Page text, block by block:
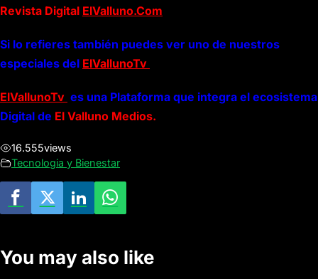
Revista Digital ElValluno.Com
Si lo refieres también puedes ver uno de nuestros
especiales del ElVallunoTv
ElVallunoTv es una Plataforma que integra el ecosistema
Digital de El Valluno Medios.
16.555views
Tecnologia y Bienestar
You may also like